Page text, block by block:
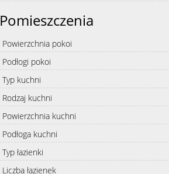
Pomieszczenia
Powierzchnia pokoi
Podłogi pokoi
Typ kuchni
Rodzaj kuchni
Powierzchnia kuchni
Podłoga kuchni
Typ łazienki
Liczba łazienek